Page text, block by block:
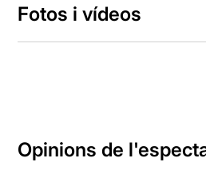
Fotos i vídeos
Opinions de